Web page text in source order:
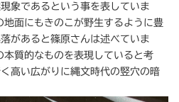
象であるという事を表していま
面にもきのこが野生するように豊
があると篠原さんは述べていま
質的なものを表現していると考
高い広がりに縄文時代の竪穴の暗